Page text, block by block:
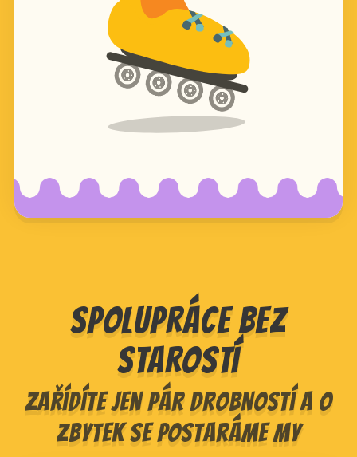
Spolupráce bez
starostí
Zařídíte jen pár drobností a o
zbytek se postaráme my